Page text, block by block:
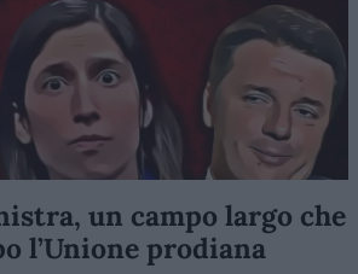
un campo largo che
l’Unione prodiana